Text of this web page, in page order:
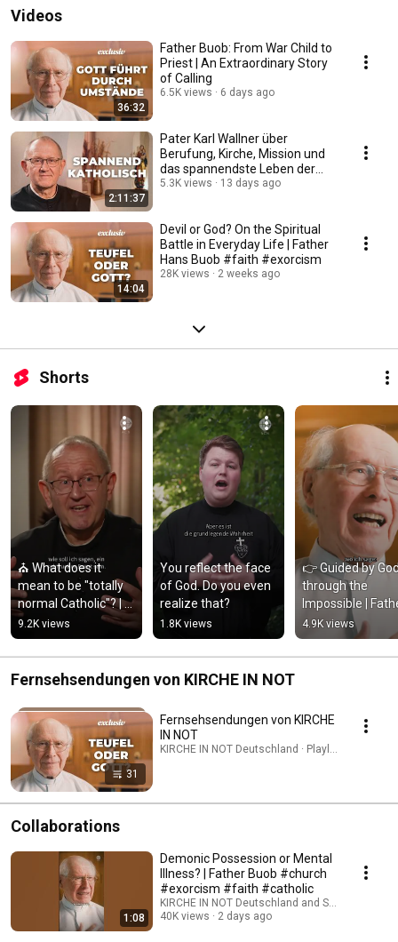
Videos
36:32
Father Buob: From War Child to
Priest | An Extraordinary Story
of Calling
6.5K views 6 days ago
2:11:37
Pater Karl Wallner über
Berufung, Kirche, Mission und
das spannendste Leben der
Welt #katholisch
5.3K views 13 days ago
14:04
Devil or God? On the Spiritual
Battle in Everyday Life | Father
Hans Buob #faith #exorcism
28K views 2 weeks ago
Shorts
⛪ What does it
mean to be "totally
normal Catholic"? |
Father Karl Wallner
9.2K views
You reflect the face
of God. Do you even
realize that?
1.8K views
👉 Guided by
through the
Impossible |
Buob
4.9K views
Fernsehsendungen von KIRCHE IN NOT
31
Fernsehsendungen von KIRCHE
IN NOT
KIRCHE IN NOT Deutschland · Playlist
Collaborations
1:08
Demonic Possession or Mental
Illness? | Father Buob #church
#exorcism #faith #catholic
KIRCHE IN NOT Deutschland and St. Ulrich
40K views
2 days ago